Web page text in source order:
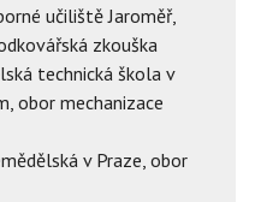
učiliště Jaroměř,
zkouška
technická škola v
obor mechanizace
v Praze, obor